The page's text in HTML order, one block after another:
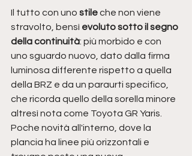
Il tutto con uno stile che non viene
stravolto, bensì evoluto sotto il segno
della continuità: più morbido e con
uno sguardo nuovo, dato dalla firma
luminosa differente rispetto a quella
della BRZ e da un paraurti specifico,
che ricorda quello della sorella minore
altresì nota come Toyota GR Yaris.
Poche novità all'interno, dove la
plancia ha linee più orizzontali e